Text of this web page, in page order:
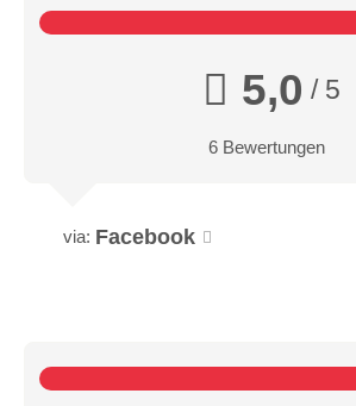
5,0 / 5
6 Bewertungen
via: Facebook